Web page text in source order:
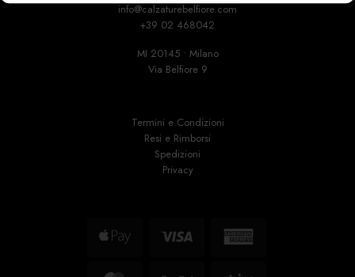
info@calzaturebelfiore.com
+39 02 468042
MI 20145 • Milano
Via Belfiore 9
Termini e Condizioni
Resi e Rimborsi
Spedizioni
Privacy
Apple
Visa
American